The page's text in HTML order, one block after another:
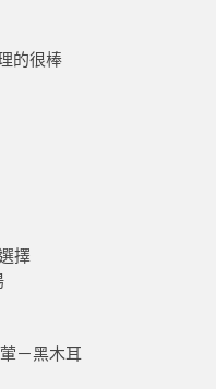
的很棒
擇
－黑木耳